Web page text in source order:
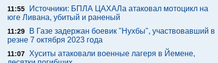
11:55
Источники: БПЛА ЦАХАЛа атаковал мотоцикл на
юге Ливана, убитый и раненый
11:29
В Газе задержан боевик "Нухбы", участвовавший в
резне 7 октября 2023 года
11:07 Хуситы атаковали военные лагеря в Йемене,